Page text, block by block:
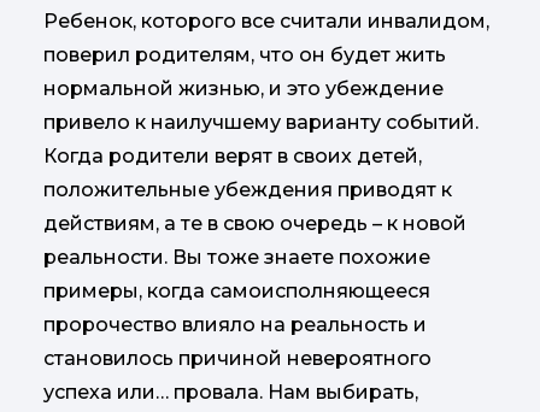
Ребенок, которого все считали инвалидом,
поверил родителям, что он будет жить
нормальной жизнью, и это убеждение
привело к наилучшему варианту событий.
Когда родители верят в своих детей,
положительные убеждения приводят к
действиям, а те в свою очередь – к новой
реальности. Вы тоже знаете похожие
примеры, когда самоисполняющееся
пророчество влияло на реальность и
становилось причиной невероятного
успеха или… провала. Нам выбирать,